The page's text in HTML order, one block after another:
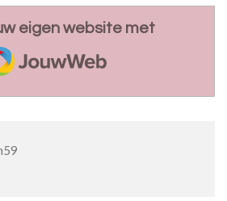
eigen website met